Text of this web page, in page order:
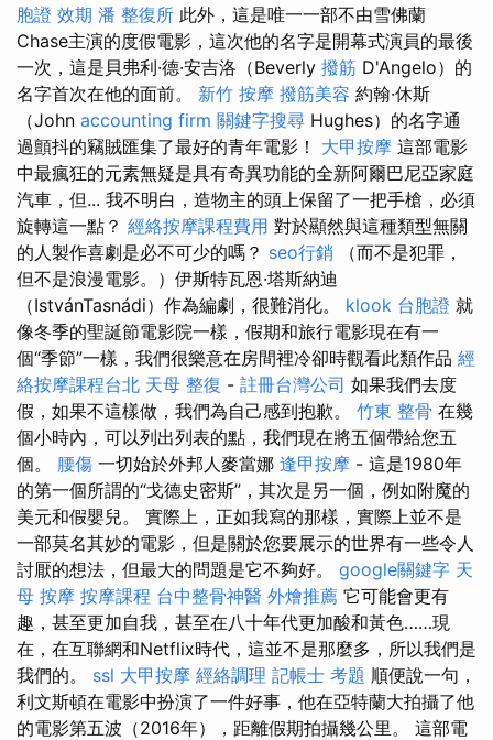
胞證 效期 潘 整復所 此外，這是唯一一部不由雪佛蘭
Chase主演的度假電影，這次他的名字是開幕式演員的最後
一次，這是貝弗利·德·安吉洛（Beverly 撥筋 D'Angelo）的
名字首次在他的面前。 新竹 按摩 撥筋美容 約翰·休斯
（John accounting firm 關鍵字搜尋 Hughes）的名字通
過顫抖的竊賊匯集了最好的青年電影！ 大甲按摩 這部電影
中最瘋狂的元素無疑是具有奇異功能的全新阿爾巴尼亞家庭
汽車，但... 我不明白，造物主的頭上保留了一把手槍，必須
旋轉這一點？ 經絡按摩課程費用 對於顯然與這種類型無關
的人製作喜劇是必不可少的嗎？ seo行銷 （而不是犯罪，
但不是浪漫電影。）伊斯特瓦恩·塔斯納迪
（IstvánTasnádi）作為編劇，很難消化。 klook 台胞證 就
像冬季的聖誕節電影院一樣，假期和旅行電影現在有一
個“季節”一樣，我們很樂意在房間裡冷卻時觀看此類作品 經
絡按摩課程台北 天母 整復 - 註冊台灣公司 如果我們去度
假，如果不這樣做，我們為自己感到抱歉。 竹東 整骨 在幾
個小時內，可以列出列表的點，我們現在將五個帶給您五
個。 腰傷 一切始於外邦人麥當娜 逢甲按摩 - 這是1980年
的第一個所謂的“戈德史密斯”，其次是另一個，例如附魔的
美元和假嬰兒。 實際上，正如我寫的那樣，實際上並不是
一部莫名其妙的電影，但是關於您要展示的世界有一些令人
討厭的想法，但最大的問題是它不夠好。 google關鍵字 天
母 按摩 按摩課程 台中整骨神醫 外燴推薦 它可能會更有
趣，甚至更加自我，甚至在八十年代更加酸和黃色……現
在，在互聯網和Netflix時代，這並不是那麼多，所以我們是
我們的。 ssl 大甲按摩 經絡調理 記帳士 考題 順便說一句，
利文斯頓在電影中扮演了一件好事，他在亞特蘭大拍攝了他
的電影第五波（2016年），距離假期拍攝幾公里。 這部電